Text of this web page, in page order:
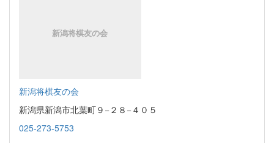
新潟将棋友の会
新潟県新潟市北葉町９−２８−４０５
025-273-5753